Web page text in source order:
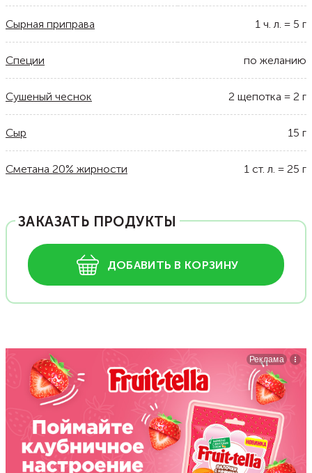
Сырная приправа 1 ч. л. = 5 г
Специи по желанию
Сушеный чеснок 2 щепотка = 2 г
Сыр 15 г
Сметана 20% жирности 1 ст. л. = 25 г
ЗАКАЗАТЬ ПРОДУКТЫ
ДОБАВИТЬ В КОРЗИНУ